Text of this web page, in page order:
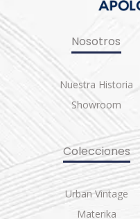
Nosotros
Nuestra Historia
Showroom
Colecciones
Urban Vintage
Materika